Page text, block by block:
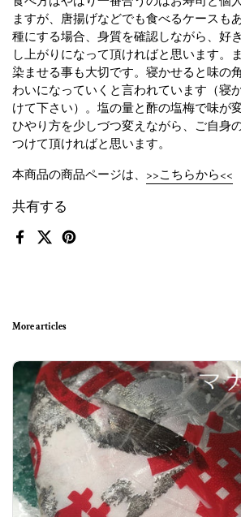
共有する
FacebookX (Twitter)
Pinterest
ますが、唐揚げなどでも食べるケースも
種にする場合、身質を確認しながら、好
し上がりになって頂ければと思います。
染ませる事も大切です。寝かせると味の
わいになっていくと言われています（寝
けて下さい）。塩の量と酢の塩梅で味が
ひやり方を少しづつ変えながら、ご自身
つけて頂ければと思います。
本商品の商品ページは、 >>こちらから<<
More articles